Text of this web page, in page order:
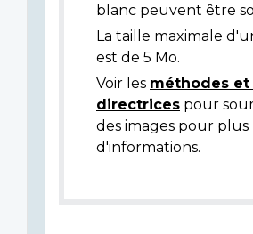
blanc peuvent être
La taille maximale
est de 5 Mo.
Voir les méthodes
directrices pour
des images pour plus
d'informations.